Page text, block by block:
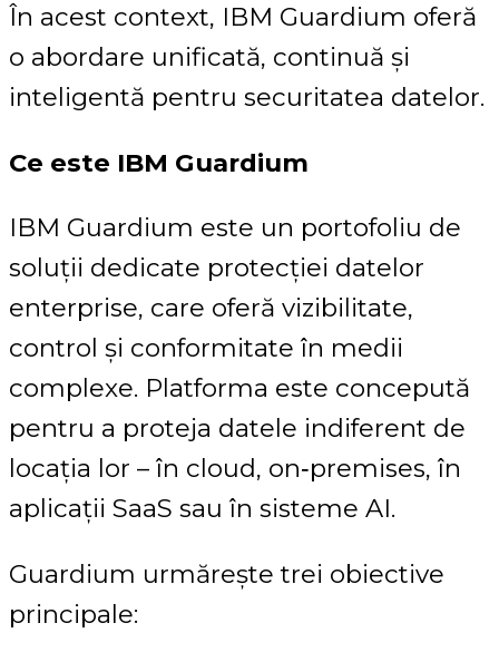
În acest context, IBM Guardium oferă
o abordare unificată, continuă și
inteligentă pentru securitatea datelor.
Ce este IBM Guardium
IBM Guardium este un portofoliu de
soluții dedicate protecției datelor
enterprise, care oferă vizibilitate,
control și conformitate în medii
complexe. Platforma este concepută
pentru a proteja datele indiferent de
locația lor – în cloud, on‑premises, în
aplicații SaaS sau în sisteme AI.
Guardium urmărește trei obiective
principale: